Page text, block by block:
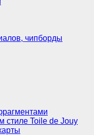
чипборды
стиле Toile de Jouy